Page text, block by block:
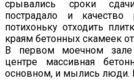
срывались сроки
пострадало и
потихоньку отходить
краям бетонных скамеек
В первом моечном зале
центре массивная
основном, и мылись люди.